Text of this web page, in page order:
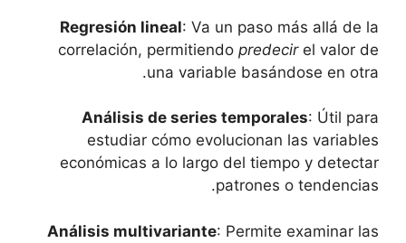
Regresión lineal: Va un paso⁢ más allá de la⁣
correlación, permitiendo predecirel ⁢valor de
una ⁤variable basándose en otra.
Análisis de series temporales: Útil para
estudiar cómo evolucionan las variables
económicas ​a lo largo del tiempo y⁢ detectar
patrones o tendencias.
Análisis⁢ multivariante: Permite examinar las